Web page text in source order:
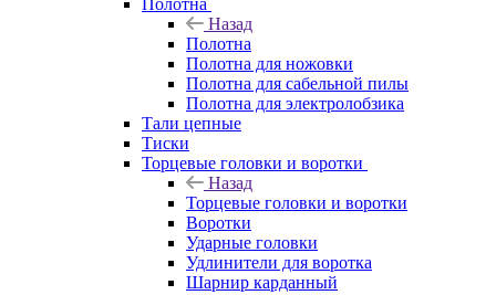
Полотна
Назад
Полотна
Полотна для ножовки
Полотна для сабельной пилы
Полотна для электролобзика
Тали цепные
Тиски
Торцевые головки и воротки
Назад
Торцевые головки и воротки
Воротки
Ударные головки
Удлинители для воротка
Шарнир карданный